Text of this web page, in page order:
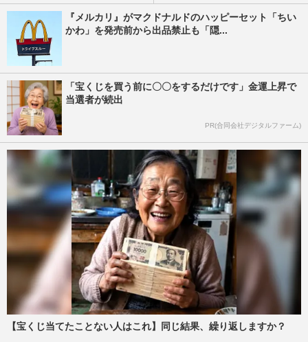
『メルカリ』がマクドナルドのハッピーセット「ちい
かわ」を発売前から出品禁止も「隠...
「宝くじを買う前に〇〇をするだけです」金運上昇で
当選者が続出
PR(合同会社デジタルファーム)
【宝くじ当てたことない人はこれ】同じ結果、繰り返しますか？